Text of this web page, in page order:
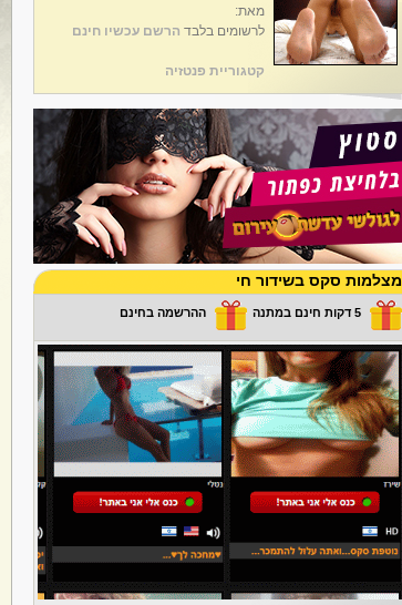
מאת:
לרשומים בלבד הרשם עכשיו חינם
קטגוריית פנטזיה
מצלמות סקס בשידור חי
5 דקות חינם במתנה ההרשמה בחינם